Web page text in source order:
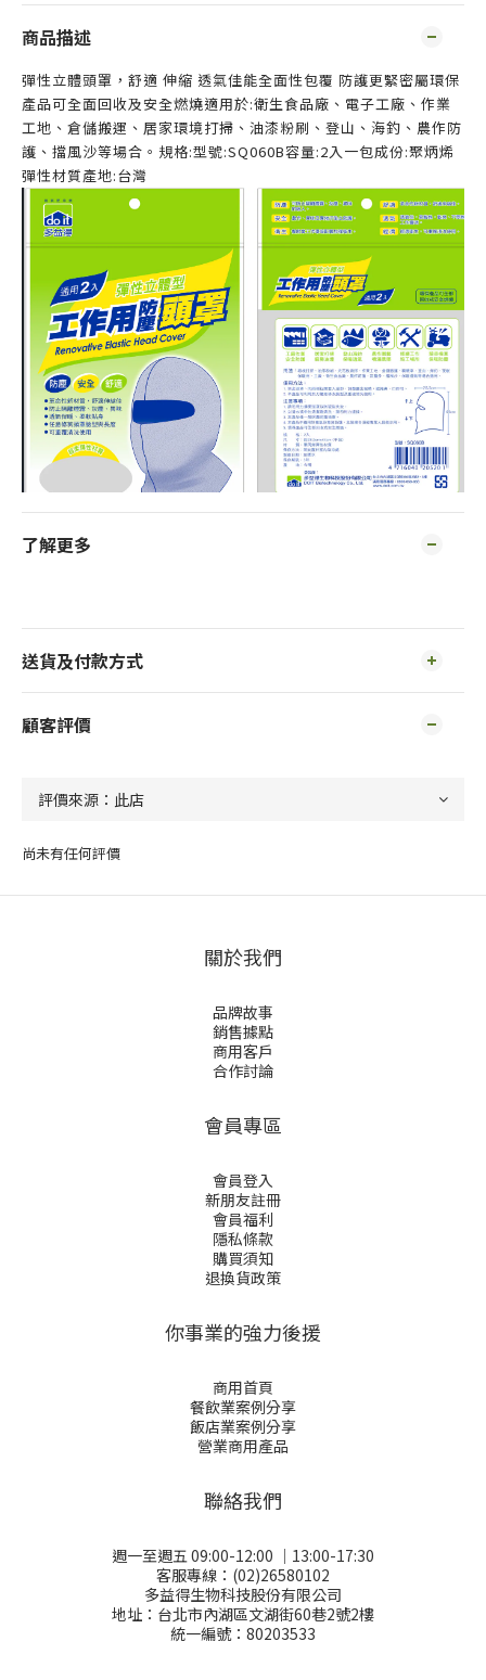
商品描述
彈性立體頭罩，舒適 伸縮 透氣佳能全面性包覆 防護更緊密屬環保
產品可全面回收及安全燃燒適用於:衛生食品廠、電子工廠、作業
工地、倉儲搬運、居家環境打掃、油漆粉刷、登山、海釣、農作防
護、擋風沙等場合。規格:型號:SQ060B容量:2入一包成份:聚炳烯
彈性材質產地:台灣
了解更多
送貨及付款方式
顧客評價
尚未有任何評價
關於我們
品牌故事
銷售據點
商用客戶
合作討論
會員專區
會員登入
新朋友註冊
會員福利
隱私條款
購買須知
退換貨政策
你事業的強力後援
商用首頁
餐飲業案例分享
飯店業案例分享
營業商用產品
聯絡我們
週一至週五 09:00-12:00 │13:00-17:30
客服專線：(02)26580102
多益得生物科技股份有限公司
地址：台北市內湖區文湖街60巷2號2樓
統一編號：80203533